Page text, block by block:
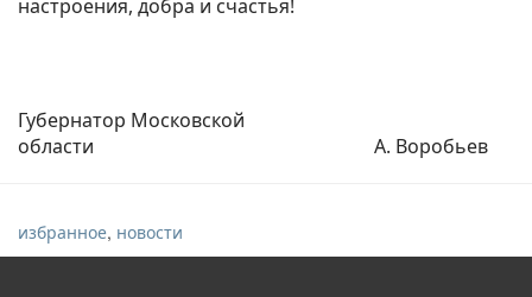
настроения, добра и счастья!
Губернатор Московской
области А. Воробьев
избранное, новости